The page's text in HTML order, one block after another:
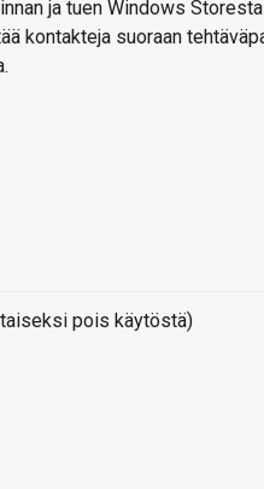
ja tuen Windows
kontakteja suoraan
pois käytöstä)